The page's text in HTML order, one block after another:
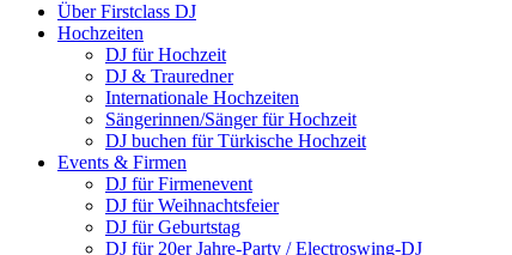
Über Firstclass DJ
Hochzeiten
DJ für Hochzeit
DJ & Trauredner
Internationale Hochzeiten
Sängerinnen/Sänger für Hochzeit
DJ buchen für Türkische Hochzeit
Events & Firmen
DJ für Firmenevent
DJ für Weihnachtsfeier
DJ für Geburtstag
DJ für 20er Jahre-Party / Electroswing-DJ